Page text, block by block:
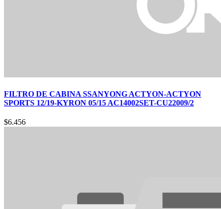
FILTRO DE CABINA SSANYONG ACTYON-ACTYON
SPORTS 12/19-KYRON 05/15 AC14002SET-CU22009/2
$6.456